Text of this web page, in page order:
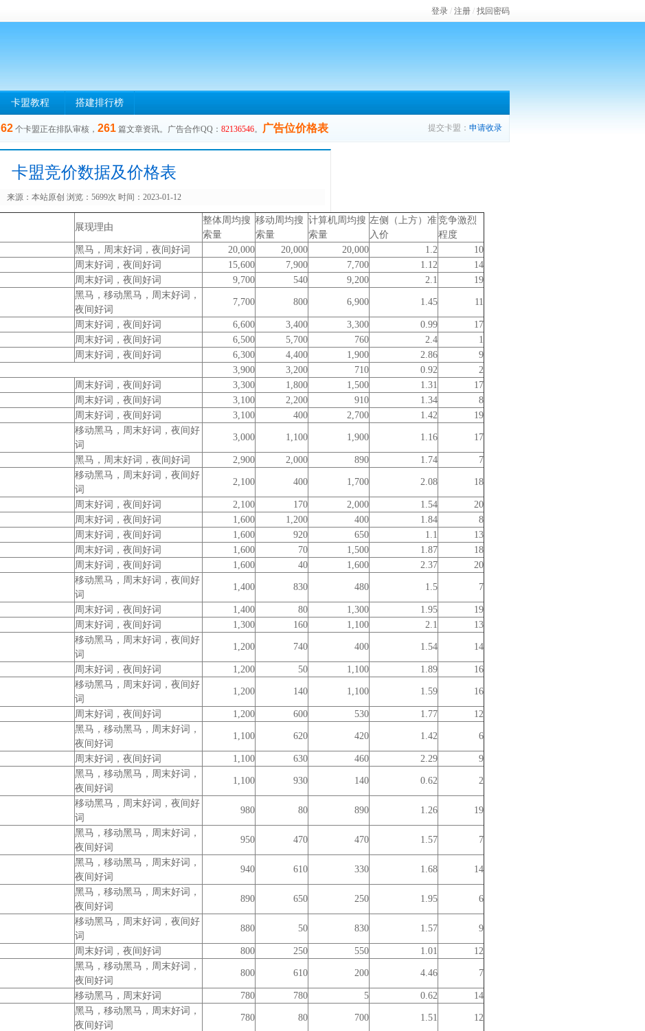
登录 / 注册 / 找回密码
卡盟教程 搭建排行榜
62 个卡盟正在排队审核， 261 篇文章资讯。广告合作QQ： 82136546。 广告位价格表 提交卡盟： 申请收录
卡盟竞价数据及价格表
来源：本站原创 浏览：5699次 时间：2023-01-12
展现理由
整体周均搜
索量
移动周均搜
索量
计算机周均搜
索量
左侧（上方）准
入价
竞争激烈
程度
黑马，周末好词，夜间好词 20,000 20,000 20,000 1.2
10
周末好词，夜间好词 15,600 7,900 7,700 1.12
14
周末好词，夜间好词 9,700 540 9,200 2.1 19
黑马，移动黑马，周末好词，
夜间好词
7,700 800 6,900 1.45 11
周末好词，夜间好词 6,600 3,400 3,300 0.99
17
周末好词，夜间好词 6,500 5,700 760 2.4
1
周末好词，夜间好词 6,300 4,400 1,900 2.86
9
3,900 3,200 710 0.92
2
周末好词，夜间好词 3,300 1,800 1,500 1.31
17
周末好词，夜间好词 3,100 2,200 910 1.34
8
周末好词，夜间好词 3,100 400 2,700 1.42 19
移动黑马，周末好词，夜间好
词
3,000 1,100 1,900 1.16 17
黑马，周末好词，夜间好词 2,900 2,000 890 1.74 7
移动黑马，周末好词，夜间好
词
2,100 400 1,700 2.08 18
周末好词，夜间好词 2,100 170 2,000 1.54
20
周末好词，夜间好词 1,600 1,200 400 1.84
8
周末好词，夜间好词 1,600 920 650 1.1
13
周末好词，夜间好词 1,600 70 1,500 1.87
18
周末好词，夜间好词 1,600 40 1,600 2.37 20
移动黑马，周末好词，夜间好
词
1,400 830 480 1.5 7
周末好词，夜间好词 1,400 80 1,300 1.95
19
周末好词，夜间好词 1,300 160 1,100 2.1 13
移动黑马，周末好词，夜间好
词
1,200 740 400 1.54 14
周末好词，夜间好词 1,200 50 1,100 1.89 16
移动黑马，周末好词，夜间好
词
1,200 140 1,100 1.59 16
周末好词，夜间好词 1,200 600 530 1.77 12
黑马，移动黑马，周末好词，
夜间好词
1,100 620 420 1.42 6
周末好词，夜间好词 1,100 630 460 2.29 9
黑马，移动黑马，周末好词，
夜间好词
1,100 930 140 0.62 2
移动黑马，周末好词，夜间好
词
980 80 890 1.26 19
黑马，移动黑马，周末好词，
夜间好词
950 470 470 1.57 7
黑马，移动黑马，周末好词，
夜间好词
940 610 330 1.68 14
黑马，移动黑马，周末好词，
夜间好词
890 650 250 1.95 6
移动黑马，周末好词，夜间好
词
880 50 830 1.57 9
周末好词，夜间好词 800 250 550 1.01 12
黑马，移动黑马，周末好词，
夜间好词
800 610 200 4.46 7
移动黑马，周末好词 780 780 5 0.62 14
黑马，移动黑马，周末好词，
夜间好词
780 80 700 1.51 12